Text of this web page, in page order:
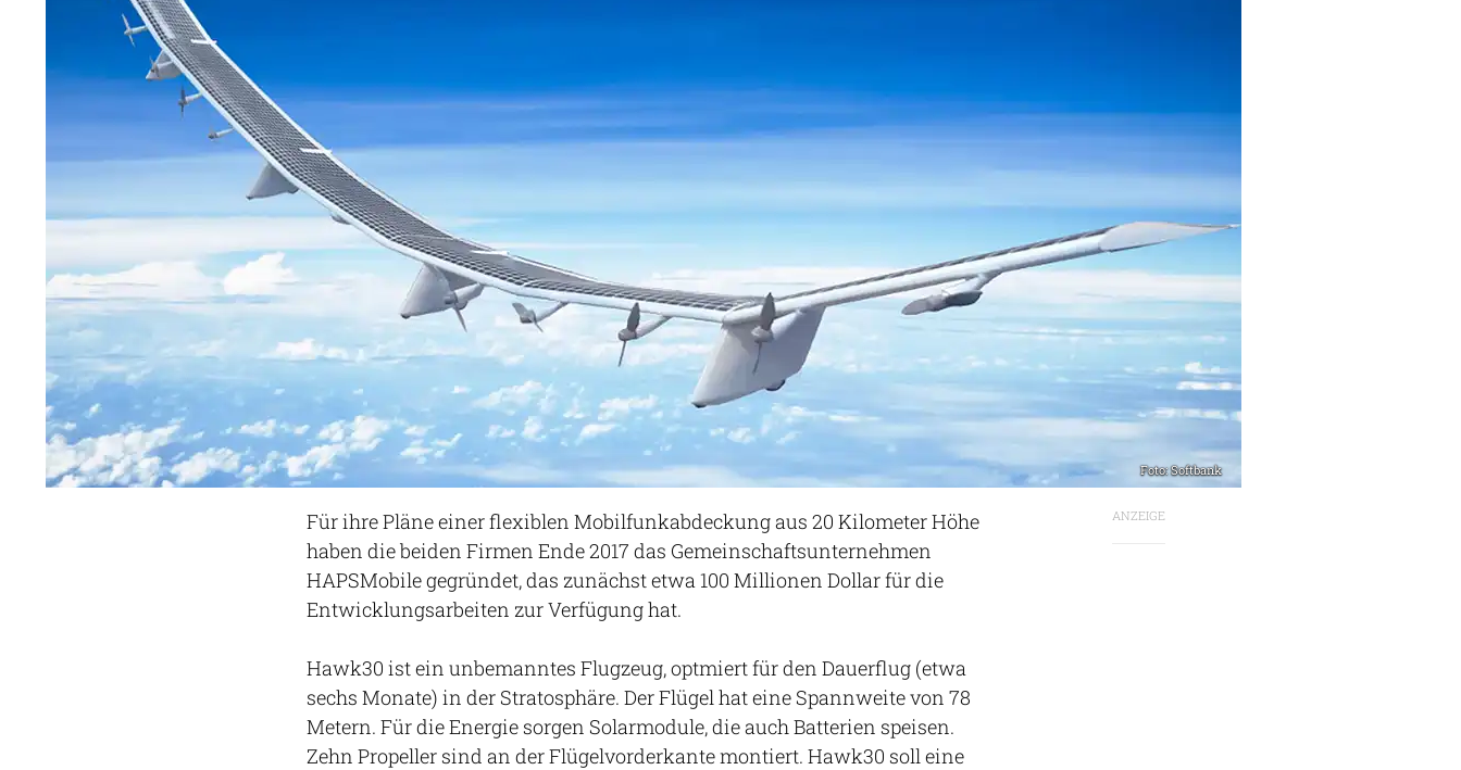
Foto: Softbank
ANZEIGE
Für ihre Pläne einer flexiblen Mobilfunkabdeckung aus 20 Kilometer Höhe
haben die beiden Firmen Ende 2017 das Gemeinschaftsunternehmen
HAPSMobile gegründet, das zunächst etwa 100 Millionen Dollar für die
Entwicklungsarbeiten zur Verfügung hat.
Hawk30 ist ein unbemanntes Flugzeug, optmiert für den Dauerflug (etwa
sechs Monate) in der Stratosphäre. Der Flügel hat eine Spannweite von 78
Metern. Für die Energie sorgen Solarmodule, die auch Batterien speisen.
Zehn Propeller sind an der Flügelvorderkante montiert. Hawk30 soll eine